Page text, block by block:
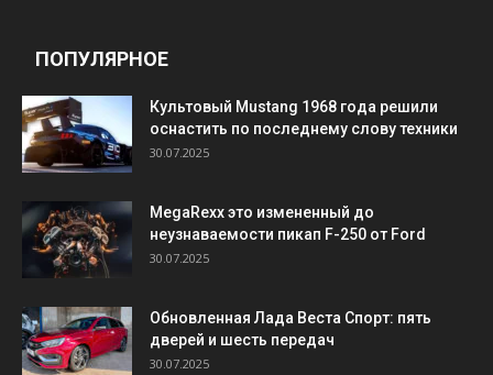
ПОПУЛЯРНОЕ
Культовый Mustang 1968 года решили
оснастить по последнему слову техники
30.07.2025
MegaRexx это измененный до
неузнаваемости пикап F-250 от Ford
30.07.2025
Обновленная Лада Веста Спорт: пять
дверей и шесть передач
30.07.2025